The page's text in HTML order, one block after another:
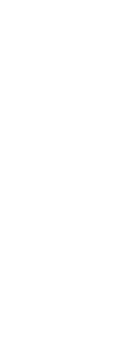
soit
à
passer à
se change
bien
habitacle,
en
habituels
Chez tesla le